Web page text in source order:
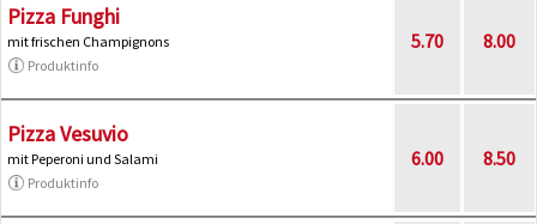
Pizza Funghi
mit frischen Champignons
Produktinfo
5.70 8.00
Pizza Vesuvio
mit Peperoni und Salami
Produktinfo
6.00 8.50